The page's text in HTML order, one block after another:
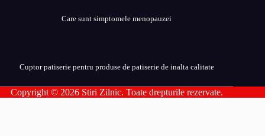
Care sunt simptomele menopauzei
Cuptor patiserie pentru produse de patiserie de inalta calitate
Copyright © 2026 Stiri Zilnic. Toate drepturile rezervate.